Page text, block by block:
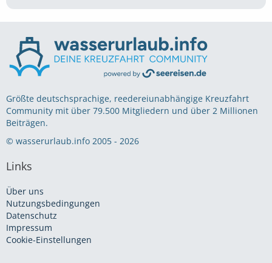
Größte deutschsprachige, reedereiunabhängige Kreuzfahrt
Community mit über 79.500 Mitgliedern und über 2 Millionen
Beiträgen.
© wasserurlaub.info 2005 - 2026
Links
Über uns
Nutzungsbedingungen
Datenschutz
Impressum
Cookie-Einstellungen